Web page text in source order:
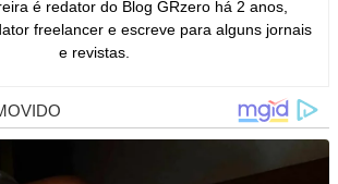
é redator do Blog GRzero há 2 anos,
freelancer e escreve para alguns jornais
e revistas.